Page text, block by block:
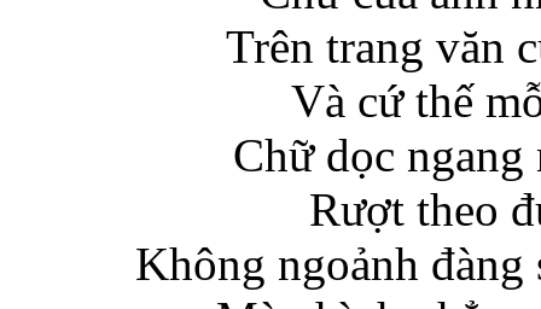
Trên trang văn
Và cứ thế
Chữ dọc
Rượt theo
Không ngoảnh